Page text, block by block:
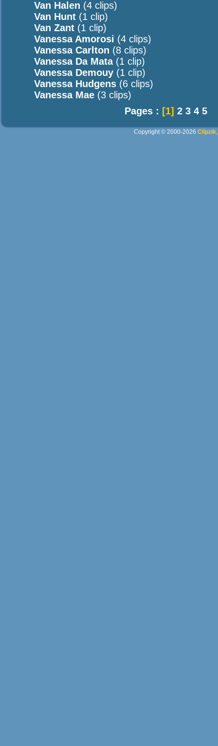
Van Halen (4 clips)
Van Hunt (1 clip)
Van Zant (1 clip)
Vanessa Amorosi (4 clips)
Vanessa Carlton (8 clips)
Vanessa Da Mata(1 clip)
Vanessa Demouy (1 clip)
Vanessa Hudgens (6 clips)
Vanessa Mae (3 clips)
Pages : [1] 2 3 4 5
Copyright © 2000-2026Clipzik